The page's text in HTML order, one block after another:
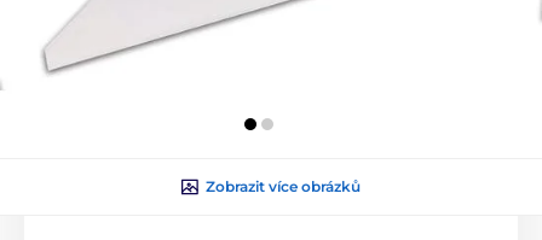
Zobrazit více obrázků